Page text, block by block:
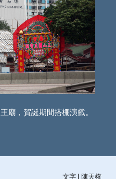
廟，賀誕期間搭棚演戲。
文字 | 陳天權